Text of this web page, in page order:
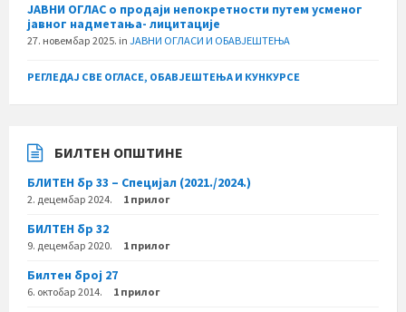
ЈАВНИ ОГЛАС о продаји непокретности путем усменог
јавног надметања- лицитације
27. новембар 2025. in ЈАВНИ ОГЛАСИ И ОБАВЈЕШТЕЊА
РЕГЛЕДАЈ СВЕ ОГЛАСЕ, ОБАВЈЕШТЕЊА И КУНКУРСЕ
БИЛТЕН ОПШТИНЕ
БЛИТЕН бр 33 – Специјал (2021./2024.)
2. децембар 2024. 1 прилог
БИЛТЕН бр 32
9. децембар 2020. 1 прилог
Билтен број 27
6. октобар 2014. 1 прилог